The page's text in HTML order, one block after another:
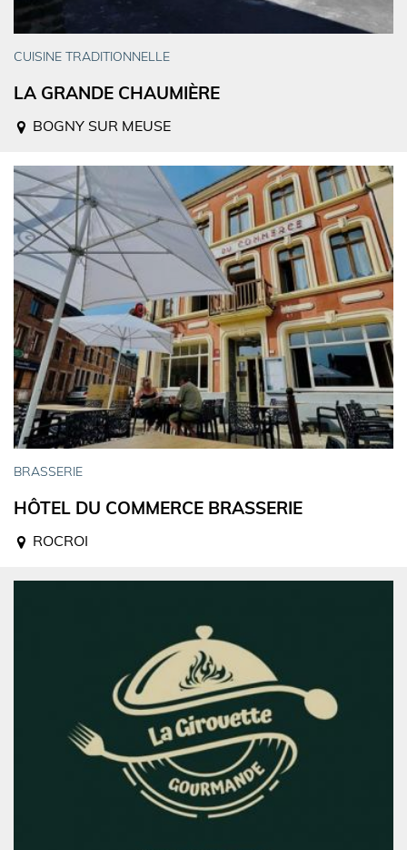
CUISINE TRADITIONNELLE
LA GRANDE CHAUMIÈRE
BOGNY SUR MEUSE
BRASSERIE
HÔTEL DU COMMERCE BRASSERIE
ROCROI